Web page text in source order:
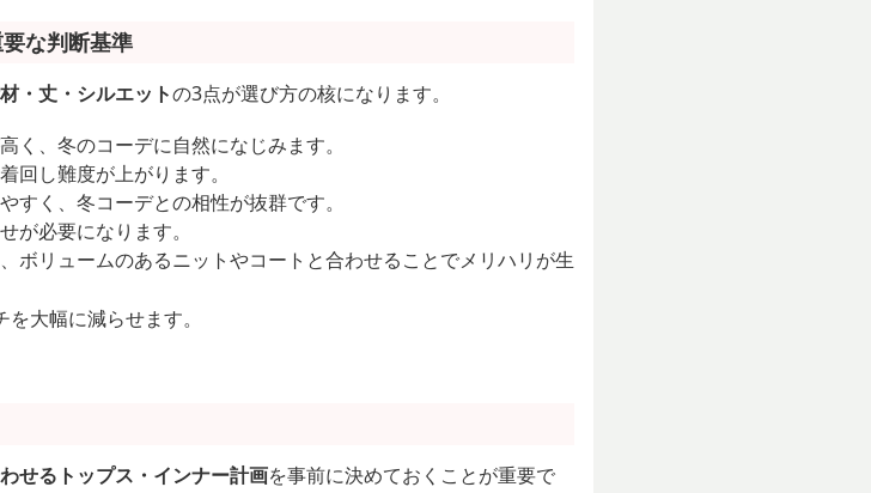
な判断基準
・丈・シルエットの3点が選び方の核になります。
、冬のコーデに自然になじみます。
回し難度が上がります。
すく、冬コーデとの相性が抜群です。
が必要になります。
ボリュームのあるニットやコートと合わせることでメリハリが生
大幅に減らせます。
せるトップス・インナー計画を事前に決めておくことが重要で